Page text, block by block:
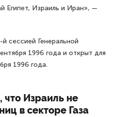
Египет, Израиль и Иран», —
сессией Генеральной
1996 года и открыт для
1996 года.
что Израиль не
в секторе Газа